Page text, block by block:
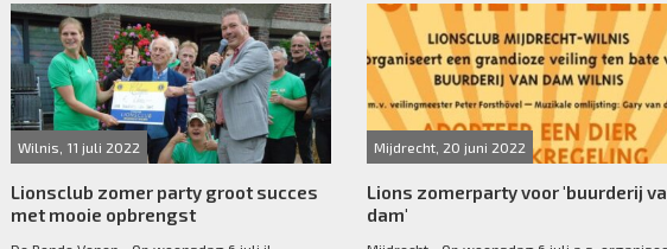
Wilnis, 11 juli 2022
Lionsclub zomer party groot succes
met mooie opbrengst
Mijdrecht, 20 juni 2022
Lions zomerparty voor 'buurderij
dam'